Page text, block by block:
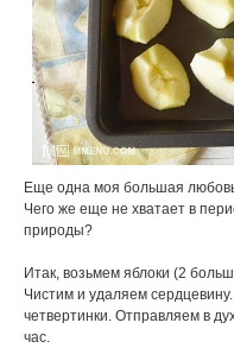
Еще одна моя большая
Чего же еще не хватает в
природы?
Итак, возьмем яблоки (2
Чистим и удаляем
четвертинки. Отправляем в
час.